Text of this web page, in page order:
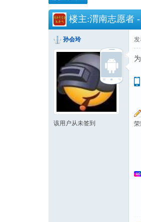
楼主:渭南志愿者 -
孙会玲
该用户从未签到
发
荣